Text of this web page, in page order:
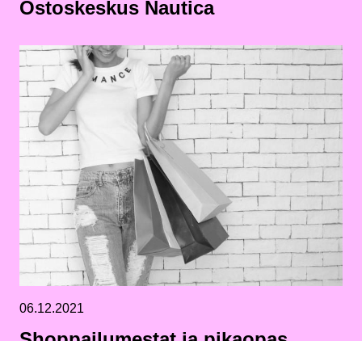
Ostoskeskus Nautica
06.12.2021